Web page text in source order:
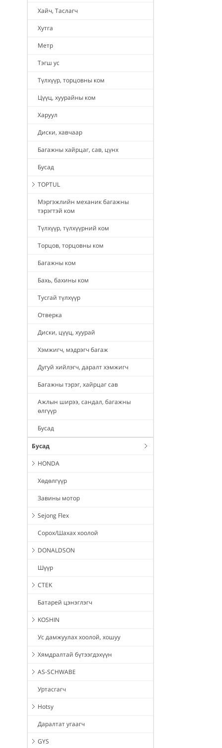
Хайч, Таслагч
Хутга
Метр
Тэгш ус
Түлхүүр, торцовны ком
Цүүц, хуурайны ком
Харуул
Диски, хавчаар
Багажны хайрцаг, сав, цүнх
Бусад
TOPTUL
Мэргэжлийн механик багажны
тэрэгтэй ком
Түлхүүр, түлхүүрний ком
Торцов, торцовны ком
Багажны ком
Бахь, бахины ком
Тусгай түлхүүр
Отверка
Диски, цүүц, хуурай
Хэмжигч, мэдрэгч багаж
Дугуй хийлэгч, даралт хэмжигч
Багажны тэрэг, хайрцаг сав
Ажлын ширээ, сандал, багажны
өлгүүр
Бусад
Бусад
HONDA
Хөдөлгүүр
Завины мотор
Sejong Flex
Сорох/Шахах хоолой
DONALDSON
Шүүр
CTEK
Батарей цэнэглэгч
KOSHIN
Ус дамжуулах хоолой, хошуу
Хямдралтай бүтээгдэхүүн
AS-SCHWABE
Уртасгагч
Hotsy
Даралтат угаагч
GYS